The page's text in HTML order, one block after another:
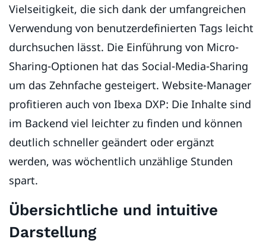
Vielseitigkeit, die sich dank der umfangreichen
Verwendung von benutzerdefinierten Tags leicht
durchsuchen lässt. Die Einführung von Micro-
Sharing-Optionen hat das Social-Media-Sharing
um das Zehnfache gesteigert. Website-Manager
profitieren auch von Ibexa DXP: Die Inhalte sind
im Backend viel leichter zu finden und können
deutlich schneller geändert oder ergänzt
werden, was wöchentlich unzählige Stunden
spart.
Übersichtliche und intuitive
Darstellung